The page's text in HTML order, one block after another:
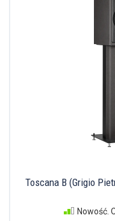
Toscana B (Grigio
Nowość.